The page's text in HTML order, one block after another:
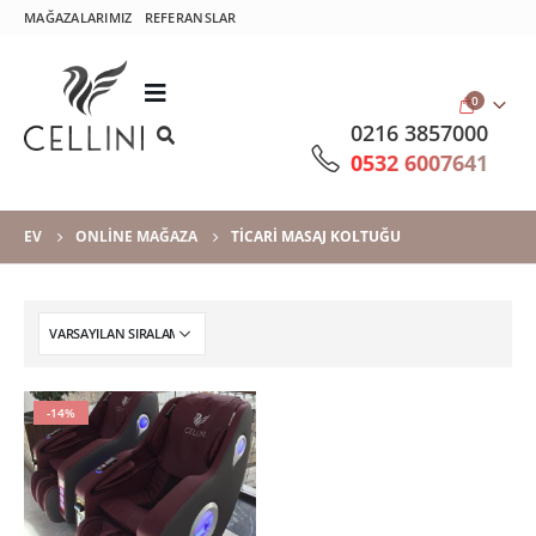
MAĞAZALARIMIZ REFERANSLAR
0216 3857000
0532 6007641
0
EV ONLINE MAĞAZA TICARI MASAJ KOLTUĞU
-14%